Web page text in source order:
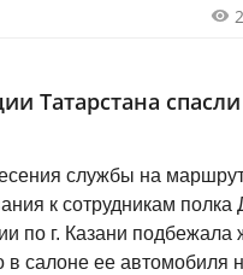
Татарстана
службы на
к сотрудникам
по г. Казани подбежала
в салоне ее автомобиля